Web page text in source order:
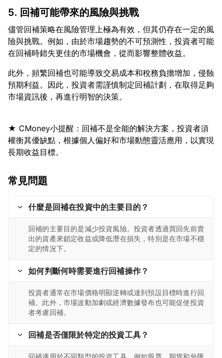
5. 回補可能帶來的風險與挑戰
儘管回補策略在風險管理上極為有效，但其仍存在一定的風
險與挑戰。例如，由於市場趨勢的不可預測性，投資者可能
此外，頻繁回補也可能導致交易成本和稅務負擔增加，侵蝕
預期利益。因此，投資者需謹慎制定回補計劃，在取得足夠
★ CMoney小提醒：回補不是全能的解決方案，投資者須
權衡其優缺點，根據個人偏好和市場動態靈活應用，以實現
常見問題
什麼是回補在投資中的主要目的？
回補的主要目的是減少投資風險。投資者透過買回先前賣
出的資產來鎖定收益或降低潛在損失，特別是在市場不穩
定的情況下。
如何判斷何時需要進行回補操作？
投資者通常在市場價格明顯逆轉或達到預設目標時進行回
補。此外，市場波動加劇或經濟數據發布也可能促使投資
者考慮回補。
回補是否僅限於特定的投資工具？
回補適用於不同類型的投資工具，例如股票、期貨和外匯